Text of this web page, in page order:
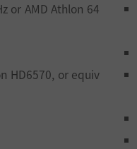
or AMD Athlon 64
HD6570, or equiv